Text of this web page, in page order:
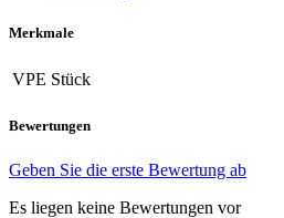
Merkmale
VPE Stück
Bewertungen
Geben Sie die erste Bewertung ab
Es liegen keine Bewertungen vor